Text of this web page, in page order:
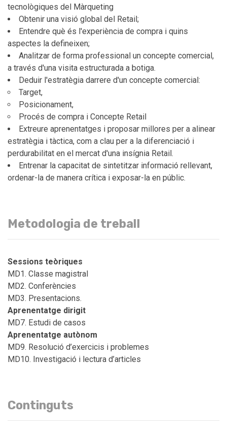
tecnològiques del Màrqueting
Obtenir una visió global del Retail;
Entendre què és l'experiència de compra i quins
aspectes la defineixen;
Analitzar de forma professional un concepte comercial,
a través d'una visita estructurada a botiga.
Deduir l'estratègia darrere d'un concepte comercial:
Target,
Posicionament,
Procés de compra i Concepte Retail
Extreure aprenentatges i proposar millores per a alinear
estratègia i tàctica, com a clau per a la diferenciació i
perdurabilitat en el mercat d'una insígnia Retail.
Entrenar la capacitat de sintetitzar informació rellevant,
ordenar-la de manera crítica i exposar-la en públic.
Metodologia de treball
Sessions teòriques
MD1. Classe magistral
MD2. Conferències
MD3. Presentacions.
Aprenentatge dirigit
MD7. Estudi de casos
Aprenentatge autònom
MD9. Resolució d’exercicis i problemes
MD10. Investigació i lectura d’articles
Continguts